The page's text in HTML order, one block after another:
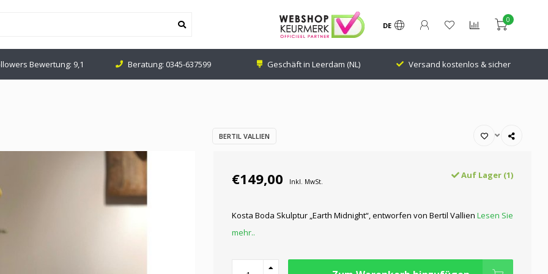
DE
0
Bewertung: 9,1 Beratung: 0345-637599 Geschäft in Leerdam (NL) Versand kostenlos & sicher
BERTIL VALLIEN
€149,00 Inkl. MwSt.
Auf Lager (1)
Kosta Boda Skulptur „Earth Midnight“, entworfen von Bertil Vallien Lesen Sie
mehr..